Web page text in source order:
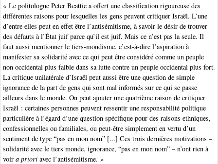
« Le politologue Peter Beattie a offert une classification rigoureuse des
différentes raisons pour lesquelles les gens peuvent critiquer Israël. L’une
d’entre elles peut en effet être l’antisémitisme, à savoir le désir de trouver
des défauts à l’État juif parce qu’il est juif. Mais ce n’est pas la seule. Il
faut aussi mentionner le tiers-mondisme, c’est-à-dire l’aspiration à
manifester sa solidarité avec ce qui peut être considéré comme un peuple
non occidental plus faible dans sa lutte contre un peuple occidental plus fort.
La critique unilatérale d’Israël peut aussi être une question de simple
ignorance de la part de gens qui sont mal informés sur ce qui se passe
ailleurs dans le monde. On peut ajouter une quatrième raison de critiquer
Israël : certaines personnes peuvent ressentir une responsabilité politique
particulière à l’égard d’une question spécifique pour des raisons ethniques,
confessionnelles ou familiales, ou peut-être simplement en vertu d’un
sentiment de type “pas en mon nom” [...] Ces trois dernières motivations –
solidarité avec le tiers monde, ignorance, “pas en mon nom” – n’ont rien à
voir a priori avec l’antisémitisme. »